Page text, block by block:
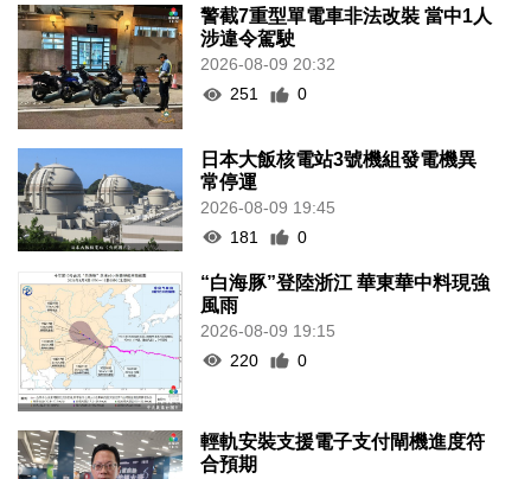
警截7重型單電車非法改裝 當中1人
涉違令駕駛
2026-08-09 20:32
251
0
日本大飯核電站3號機組發電機異
常停運
2026-08-09 19:45
181
0
“白海豚”登陸浙江 華東華中料現強
風雨
2026-08-09 19:15
220
0
輕軌安裝支援電子支付閘機進度符
合預期